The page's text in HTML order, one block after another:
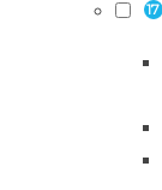
17